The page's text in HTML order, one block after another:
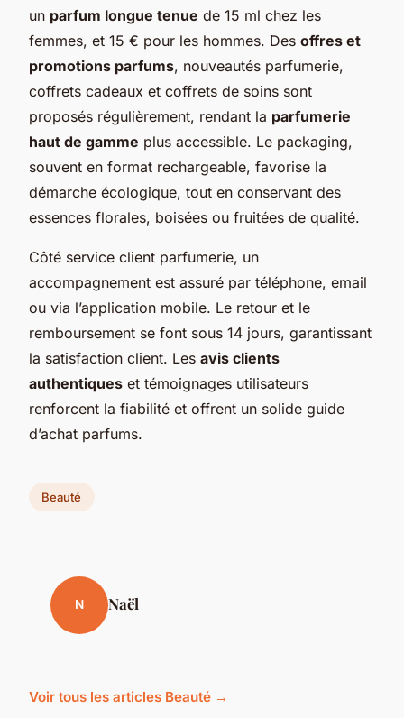
un parfum longue tenue de 15 ml chez les
femmes, et 15 € pour les hommes. Des offres et
promotions parfums, nouveautés parfumerie,
coffrets cadeaux et coffrets de soins sont
proposés régulièrement, rendant la parfumerie
haut de gamme plus accessible. Le packaging,
souvent en format rechargeable, favorise la
démarche écologique, tout en conservant des
essences florales, boisées ou fruitées de qualité.
Côté service client parfumerie, un
accompagnement est assuré par téléphone, email
ou via l’application mobile. Le retour et le
remboursement se font sous 14 jours, garantissant
la satisfaction client. Les avis clients
authentiques et témoignages utilisateurs
renforcent la fiabilité et offrent un solide guide
d’achat parfums.
Beauté
N Naël
Voir tous les articles Beauté →